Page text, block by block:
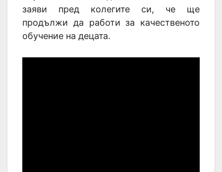
заяви пред колегите си, че ще
продължи да работи за качественото
обучение на децата.